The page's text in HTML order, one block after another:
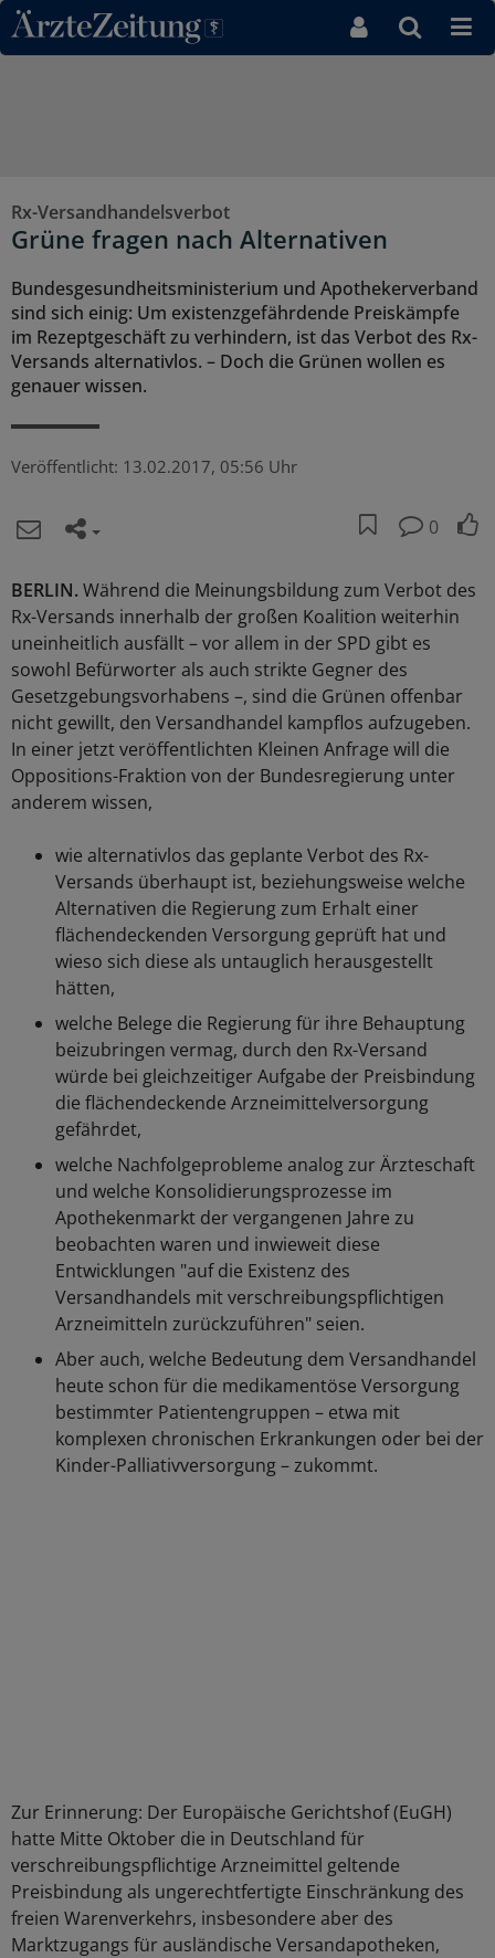
Direkt zum Inhaltsbereich
Rx-Versandhandelsverbot
Grüne fragen nach Alternativen
Bundesgesundheitsministerium und Apothekerverband
sind sich einig: Um existenzgefährdende Preiskämpfe
im Rezeptgeschäft zu verhindern, ist das Verbot des Rx-
Versands alternativlos. – Doch die Grünen wollen es
genauer wissen.
Veröffentlicht: 13.02.2017, 05:56 Uhr
0
BERLIN.Während die Meinungsbildung zum Verbot des
Rx-Versands innerhalb der großen Koalition weiterhin
uneinheitlich ausfällt – vor allem in der SPD gibt es
sowohl Befürworter als auch strikte Gegner des
Gesetzgebungsvorhabens –, sind die Grünen offenbar
nicht gewillt, den Versandhandel kampflos aufzugeben.
In einer jetzt veröffentlichten Kleinen Anfrage will die
Oppositions-Fraktion von der Bundesregierung unter
anderem wissen,
wie alternativlos das geplante Verbot des Rx-
Versands überhaupt ist, beziehungsweise welche
Alternativen die Regierung zum Erhalt einer
flächendeckenden Versorgung geprüft hat und
wieso sich diese als untauglich herausgestellt
hätten,
welche Belege die Regierung für ihre Behauptung
beizubringen vermag, durch den Rx-Versand
würde bei gleichzeitiger Aufgabe der Preisbindung
die flächendeckende Arzneimittelversorgung
gefährdet,
welche Nachfolgeprobleme analog zur Ärzteschaft
und welche Konsolidierungsprozesse im
Apothekenmarkt der vergangenen Jahre zu
beobachten waren und inwieweit diese
Entwicklungen "auf die Existenz des
Versandhandels mit verschreibungspflichtigen
Arzneimitteln zurückzuführen" seien.
Aber auch, welche Bedeutung dem Versandhandel
heute schon für die medikamentöse Versorgung
bestimmter Patientengruppen – etwa mit
komplexen chronischen Erkrankungen oder bei der
Kinder-Palliativversorgung – zukommt.
Zur Erinnerung: Der Europäische Gerichtshof (EuGH)
hatte Mitte Oktober die in Deutschland für
verschreibungspflichtige Arzneimittel geltende
Preisbindung als ungerechtfertigte Einschränkung des
freien Warenverkehrs, insbesondere aber des
Marktzugangs für ausländische Versandapotheken,